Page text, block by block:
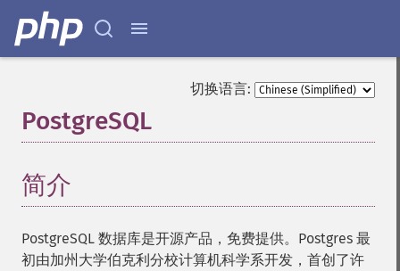
切换语言:
PostgreSQL
简介
PostgreSQL 数据库是开源产品，免费提供。Postgres 最
初由加州大学伯克利分校计算机科学系开发，首创了许